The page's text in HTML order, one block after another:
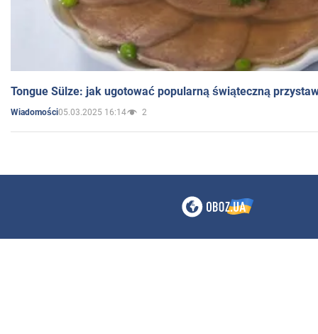
Tongue Sülze: jak ugotować popularną świąteczną
Wiadomości05.03.2025 16:14 2